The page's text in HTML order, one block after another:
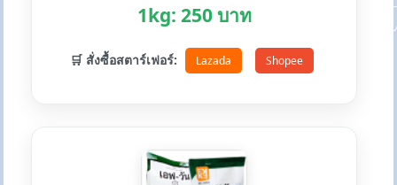
1kg: 250 บาท
🛒 สั่งซื้อสตาร์เฟอร์: Lazada Shopee